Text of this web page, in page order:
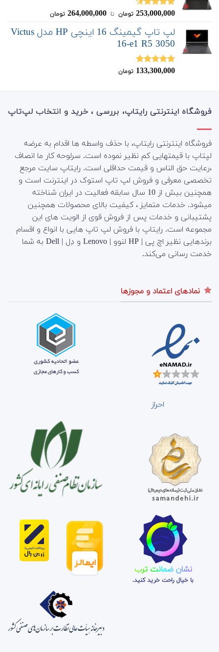
نمره4.50
253,000,000 تومان ‌ تا ‌ 264,000,000 تومان
لپ تاپ گیمینگ 16 اینچی HP مدل Victus
16-e1 R5 3050
نمره5.00
133,300,000 تومان
فروشگاه اینترنتی رایتاپ، بررسی ، خرید و انتخاب لپ‌تاپ
فروشگاه اینترنتی رایتاپ، با حذف واسطه ها اقدام به عرضه
لپتاپ با قیمتهایی کم نظیر نموده است. سرلوحه کار ما انصاف
،رعایت حق الناس و قیمت حداقلی است. رایتاپ سایت مرجع
تخصصی معرفی و فروش لپ تاپ استوک در اینترنت است و
همچنین بیش از 10 سال سابقه فعالیت در ایران شناخته
میشود. خدمات متمایز ، کیفیت بالای محصولات همچنین
پشتیبانی و خدمات پس از فروش قوی از الویت های این
مجموعه است. رایتاپ با فروش لپ تاپ هایی با انواع و اقسام
برندهایی نظیر اچ پی | HP لنوو | Lenovo و دِل | Dell به شما
خدمت رسانی می‌کند.
نمادهای اعتماد و مجوزها
احراز
نشان ضمانت ترب
با خیال راحت خرید کنید.